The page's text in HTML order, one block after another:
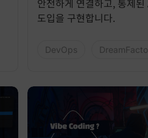
도입을 구현합니다.
DevOps